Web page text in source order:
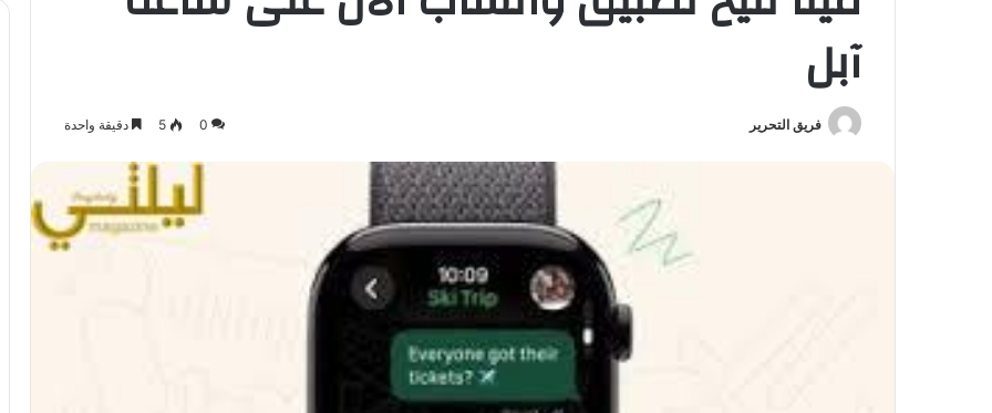
آبل
فريق التحرير 0
5 دقيقة واحدة